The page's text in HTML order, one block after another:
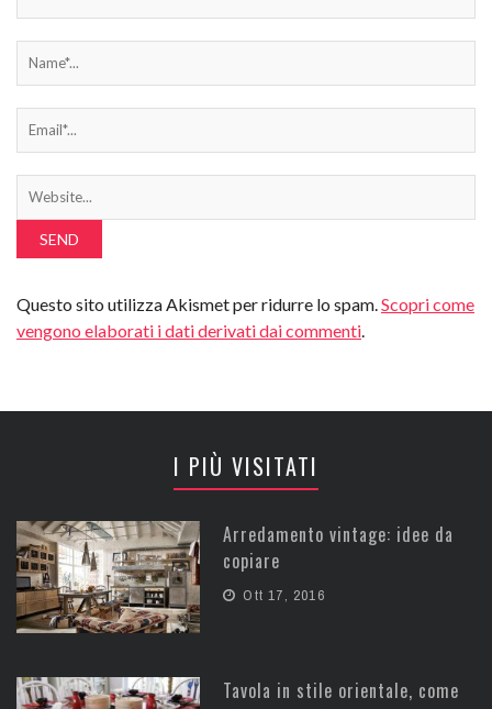
Questo sito utilizza Akismet per ridurre lo spam.Scopri come
vengono elaborati i dati derivati dai commenti.
I PIÙ VISITATI
Arredamento vintage: idee da
copiare
Ott 17, 2016
Tavola in stile orientale, come